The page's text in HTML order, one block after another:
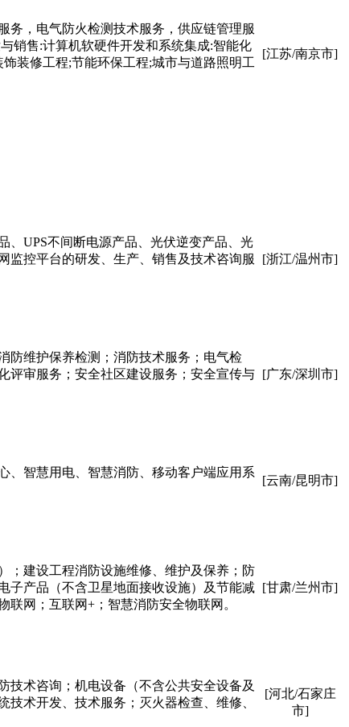
务，电气防火检测技术服务，供应链管理服
销售:计算机软硬件开发和系统集成:智能化
装修工程;节能环保工程;城市与道路照明工
[江苏/南京市]
、UPS不间断电源产品、光伏逆变产品、光
监控平台的研发、生产、销售及技术咨询服
[浙江/温州市]
防维护保养检测；消防技术服务；电气检
评审服务；安全社区建设服务；安全宣传与 [广东/深圳市]
、智慧用电、智慧消防、移动客户端应用系
[云南/昆明市]
；建设工程消防设施维修、维护及保养；防
子产品（不含卫星地面接收设施）及节能减
网；互联网+；智慧消防安全物联网。
[甘肃/兰州市]
技术咨询；机电设备（不含公共安全设备及
术开发、技术服务；灭火器检查、维修、
[河北/石家庄
市]